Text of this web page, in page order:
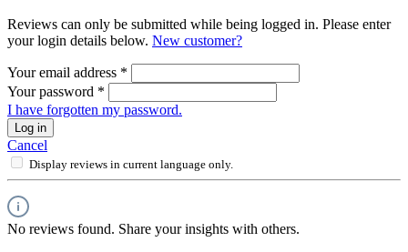
Reviews can only be submitted while being logged in. Please enter
your login details below. New customer?
Your email address *
Your password *
I have forgotten my password.
Log in
Cancel
Display reviews in current language only.
No reviews found. Share your insights with others.